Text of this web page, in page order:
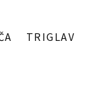
TRIGLAV